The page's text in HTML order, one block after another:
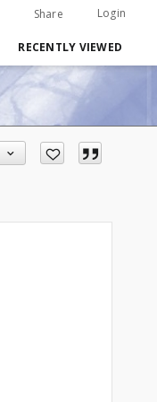
Share Login
RECENTLY VIEWED